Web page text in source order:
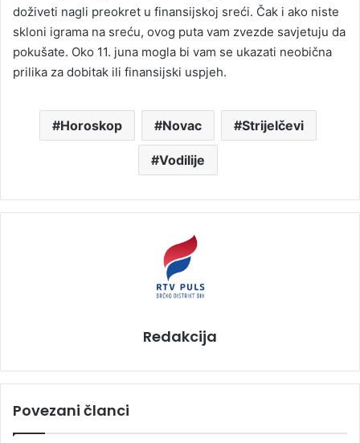
doživeti nagli preokret u finansijskoj sreći. Čak i ako niste
skloni igrama na sreću, ovog puta vam zvezde savjetuju da
pokušate. Oko 11. juna mogla bi vam se ukazati neobična
prilika za dobitak ili finansijski uspjeh.
Horoskop Novac Strijelčevi
Vodilije
Redakcija
Povezani članci